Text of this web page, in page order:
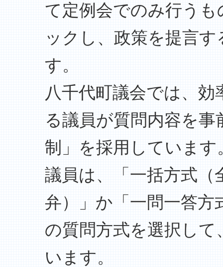
て定例会でのみ行う
ックし、政策を提言
す。
八千代町議会では、
る議員が質問内容を
制」を採用しています
議員は、「一括方式
弁）」か「一問一答方
の質問方式を選択し
います。